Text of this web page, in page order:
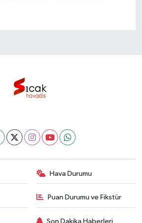
Hava Durumu
Puan Durumu ve Fikstür
Son Dakika Haberleri